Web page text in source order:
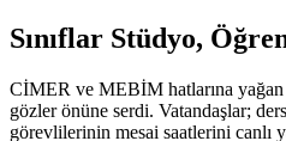
Sınıflar Stüdyo,
CİMER ve MEBİM hatlarına
gözler önüne serdi. Vatandaşlar;
görevlilerinin mesai saatlerini canlı